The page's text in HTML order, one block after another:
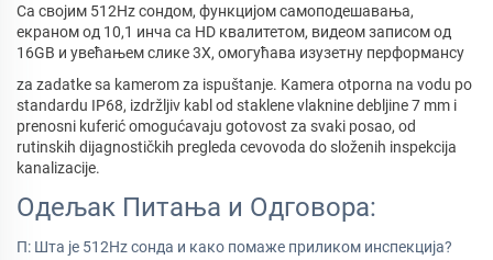
Са својим 512Hz сондом, функцијом самоподешавања,
екраном од 10,1 инча са HD квалитетом, видеом записом од
16GB и увећањем слике 3X, омогућава изузетну перформансу
za zadatke sa kamerom za ispuštanje. Kamera otporna na vodu po
standardu IP68, izdržljiv kabl od staklene vlaknine debljine 7 mm i
prenosni kuferić omogućavaju gotovost za svaki posao, od
rutinskih dijagnostičkih pregleda cevovoda do složenih inspekcija
kanalizacije.
Одељак Питања и Одговора:
П: Шта је 512Hz сонда и како помаже приликом инспекција?